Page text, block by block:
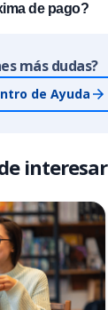
de pago?
más dudas?
de Ayuda
interesar